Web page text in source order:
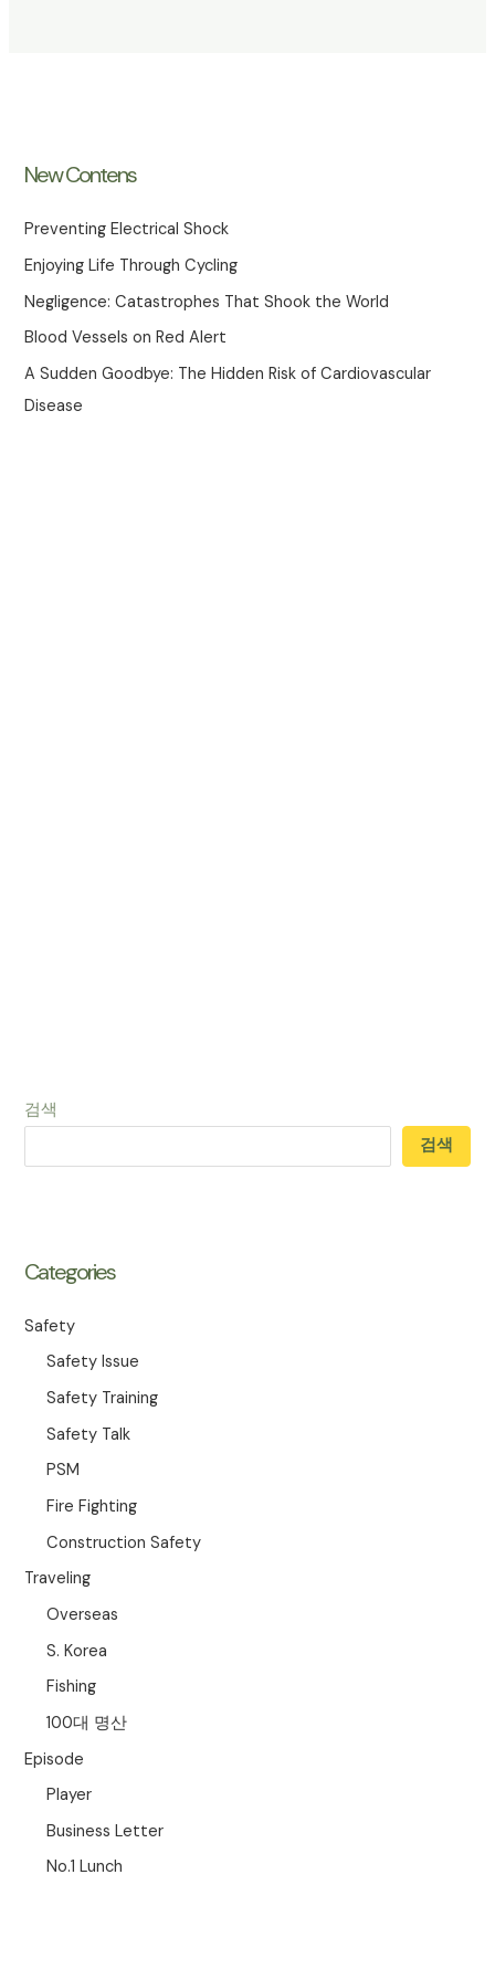
New Contens
Preventing Electrical Shock
Enjoying Life Through Cycling
Negligence: Catastrophes That Shook the World
Blood Vessels on Red Alert
A Sudden Goodbye: The Hidden Risk of Cardiovascular
Disease
검색
검색
Categories
Safety
Safety Issue
Safety Training
Safety Talk
PSM
Fire Fighting
Construction Safety
Traveling
Overseas
S. Korea
Fishing
100대 명산
Episode
Player
Business Letter
No.1 Lunch